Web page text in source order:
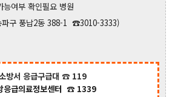
여부 확인필요 병원
구 풍납2동 388-1 ☎3010-3333)
방서 응급구급대 ☎ 119
응급의료정보센터 ☎ 1339